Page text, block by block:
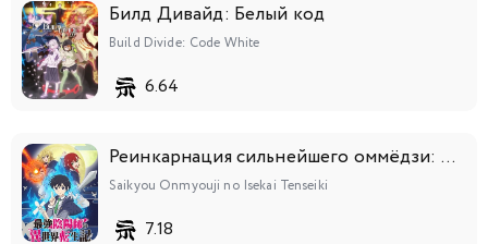
Билд Дивайд: Белый код
Build Divide: Code White
6.64
Реинкарнация сильнейшего оммёдзи: Эти монстры слишком слабы по сравнению с моим ёкаем
Saikyou Onmyouji no Isekai Tenseiki
7.18